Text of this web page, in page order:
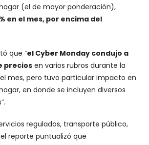
(el de mayor ponderación),
en el mes, por encima del
que “el Cyber Monday condujo a
precios en varios rubros durante la
mes, pero tuvo particular impacto en
en donde se incluyen diversos
regulados, transporte público,
reporte puntualizó que